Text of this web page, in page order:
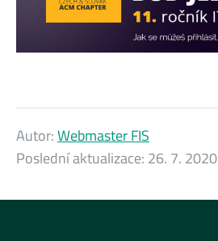
Autor:Webmaster FIS
Poslední aktualizace: 26. 7. 2020